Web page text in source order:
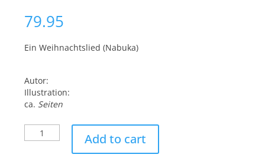
79.95
Ein Weihnachtslied (Nabuka)
Autor:
Illustration:
ca. Seiten
WeihnachtsliedAdd to cart